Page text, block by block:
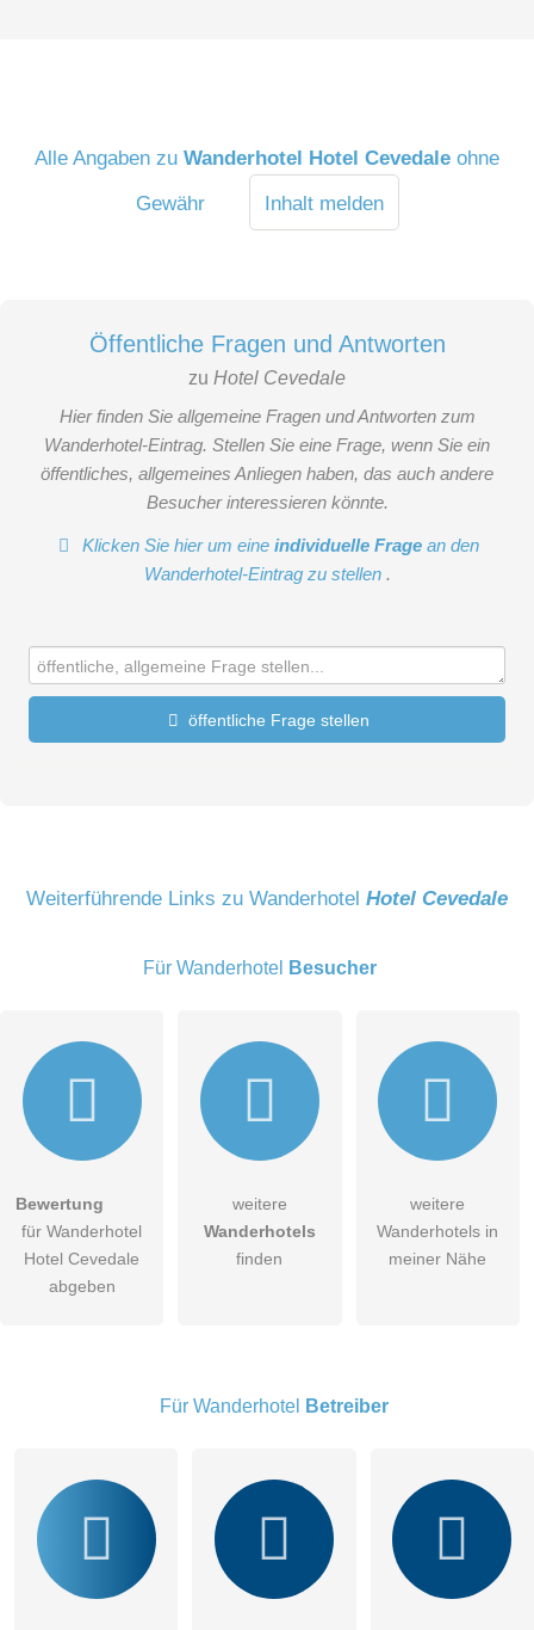
Alle Angaben zuWanderhotel Hotel Cevedale ohne
Gewähr
Inhalt melden
Öffentliche Fragen und Antworten
zu Hotel Cevedale
Hier finden Sie allgemeine Fragen und Antworten zum
Wanderhotel-Eintrag. Stellen Sie eine Frage, wenn Sie ein
öffentliches, allgemeines Anliegen haben, das auch andere
Besucher interessieren könnte.
Klicken Sie hier um eineindividuelle Frage an den
Wanderhotel-Eintrag zu stellen .
öffentliche Frage stellen
E-Mail-Adresse (wird nicht veröffentlicht)
Hiermit akzeptiere ich dieAGB
DieDatenschutzerklärung habe ich zur Kenntnis genommen.
Besucher sichtbar.
Weiterführende Links zu Wanderhotel Hotel Cevedale
Für Wanderhotel Besucher
Bewertung
für Wanderhotel
Hotel Cevedale
abgeben
weitere
Wanderhotels
finden
weitere
Wanderhotels in
meiner Nähe
Für Wanderhotel Betreiber